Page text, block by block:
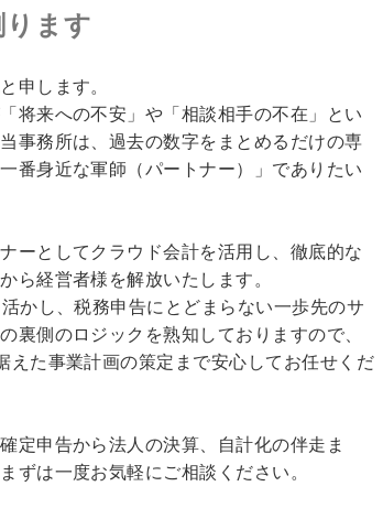
ます
申します。
将来への不安」や「相談相手の不在」とい
事務所は、過去の数字をまとめるだけの専
番身近な軍師（パートナー）」でありたい
ーとしてクラウド会計を活用し、徹底的な
ら経営者様を解放いたします。
かし、税務申告にとどまらない一歩先のサ
裏側のロジックを熟知しておりますので、
た事業計画の策定まで安心してお任せくだ
定申告から法人の決算、自計化の伴走ま
ずは一度お気軽にご相談ください。